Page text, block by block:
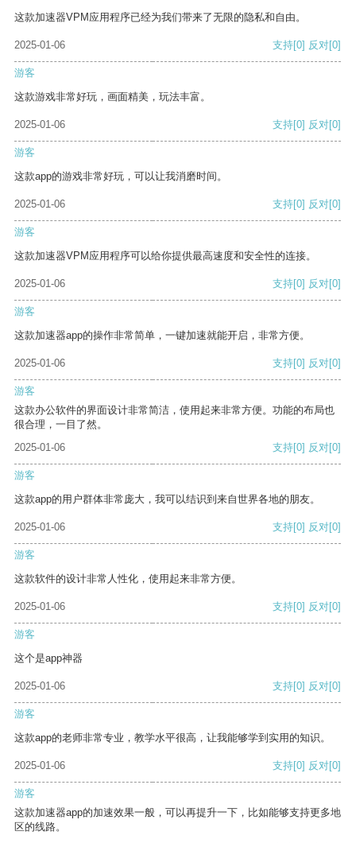
这款加速器VPM应用程序已经为我们带来了无限的隐私和自由。
2025-01-06 支持[0] 反对[0]
游客
这款游戏非常好玩，画面精美，玩法丰富。
2025-01-06 支持[0] 反对[0]
游客
这款app的游戏非常好玩，可以让我消磨时间。
2025-01-06 支持[0] 反对[0]
游客
这款加速器VPM应用程序可以给你提供最高速度和安全性的连接。
2025-01-06 支持[0] 反对[0]
游客
这款加速器app的操作非常简单，一键加速就能开启，非常方便。
2025-01-06 支持[0] 反对[0]
游客
这款办公软件的界面设计非常简洁，使用起来非常方便。功能的布局也
很合理，一目了然。
2025-01-06
支持[0] 反对[0]
游客
这款app的用户群体非常庞大，我可以结识到来自世界各地的朋友。
2025-01-06 支持[0] 反对[0]
游客
这款软件的设计非常人性化，使用起来非常方便。
2025-01-06 支持[0] 反对[0]
游客
这个是app神器
2025-01-06 支持[0] 反对[0]
游客
这款app的老师非常专业，教学水平很高，让我能够学到实用的知识。
2025-01-06 支持[0] 反对[0]
游客
这款加速器app的加速效果一般，可以再提升一下，比如能够支持更多地
区的线路。